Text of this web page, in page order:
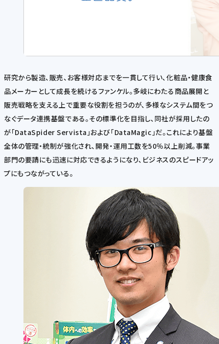
研究から製造、販売、お客様対応までを一貫して行い、化粧品・健康食
品メーカーとして成長を続けるファンケル。多岐にわたる商品展開と
販売戦略を支える上で重要な役割を担うのが、多様なシステム間をつ
なぐデータ連携基盤である。その標準化を目指し、同社が採用したの
が「DataSpider Servista」および「DataMagic」だ。これにより基盤
全体の管理・統制が強化され、開発・運用工数を50％以上削減。事業
部門の要請にも迅速に対応できるようになり、ビジネスのスピードアッ
プにもつながっている。